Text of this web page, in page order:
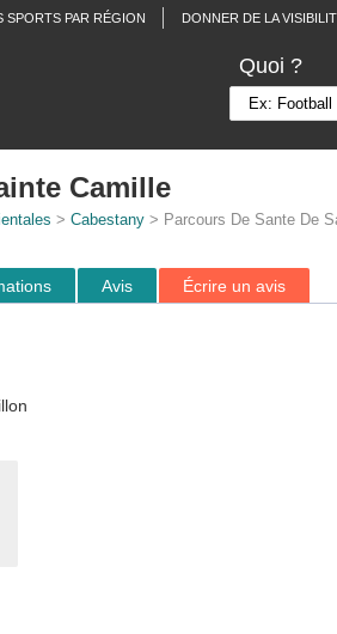
SPORTS PAR RÉGION DONNER DE LA
Quoi ?
Camille
> Cabestany> Parcours De Sante De
Avis Écrire un avis